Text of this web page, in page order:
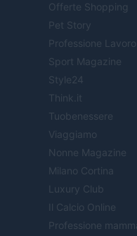
Offerte Shopping
Pet Story
Professione Lavoro
Sport Magazine
Style24
Think.it
Tuobenessere
Viaggiamo
Nonne Magazine
Milano Cortina
Luxury Club
Il Calcio Online
Professione